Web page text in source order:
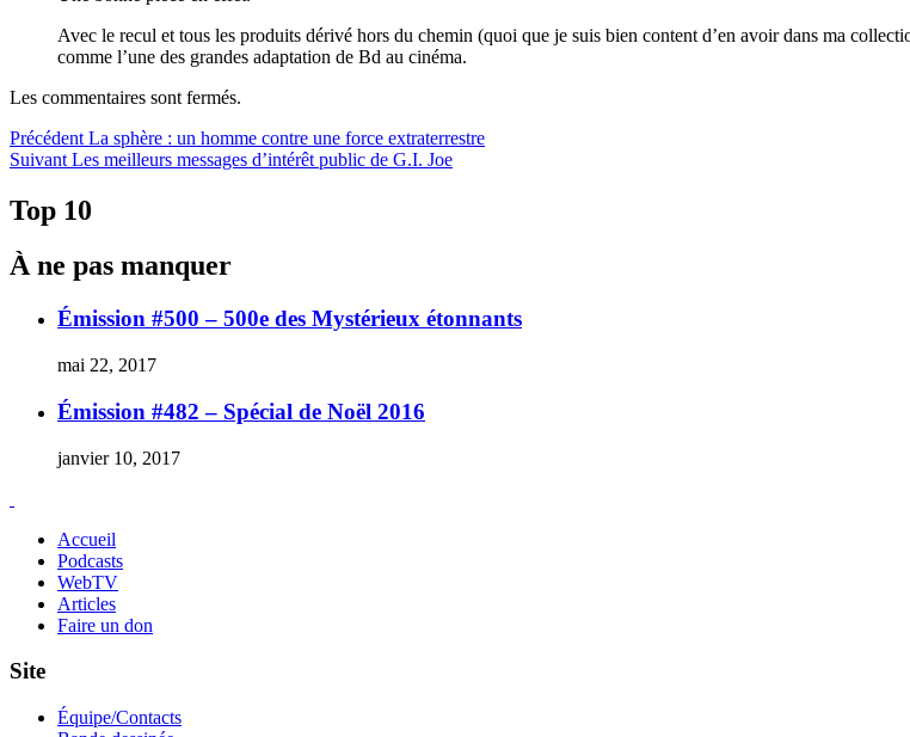
Avec le recul et tous les produits dérivé hors du chemin (quoi que je suis bien content d’en avoir dans ma
comme l’une des grandes adaptation de Bd au cinéma.
Les commentaires sont fermés.
Navigation
de
l'article
Précédent Article
précédent :
La sphère : un homme contre une force extraterrestre
Suivant Article
Les meilleurs messages d’intérêt public de G.I. Joe
Top 10
À ne pas manquer
Émission #500 – 500e des Mystérieux étonnants
mai 22, 2017
Émission #482 – Spécial de Noël 2016
janvier 10, 2017
Accueil
Podcasts
WebTV
Articles
Faire un don
Site
Équipe/Contacts